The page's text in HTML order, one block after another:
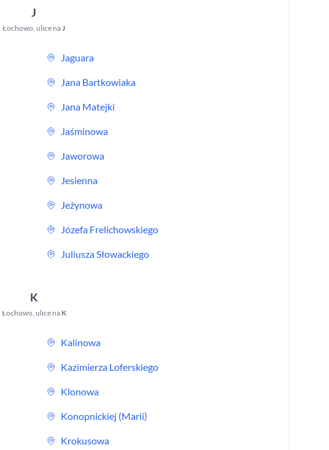
J
Łochowo,ulice naJ
Jaguara
Jana Bartkowiaka
Jana Matejki
Jaśminowa
Jaworowa
Jesienna
Jeżynowa
Józefa Frelichowskiego
Juliusza Słowackiego
K
Łochowo, ulice na K
Kalinowa
Kazimierza Loferskiego
Klonowa
Konopnickiej (Marii)
Krokusowa